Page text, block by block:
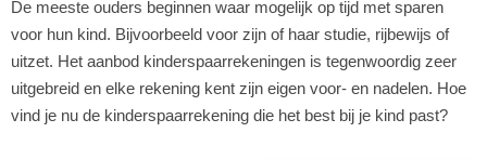
De meeste ouders beginnen waar mogelijk op tijd met sparen
voor hun kind. Bijvoorbeeld voor zijn of haar studie, rijbewijs of
uitzet. Het aanbod kinderspaarrekeningen is tegenwoordig zeer
uitgebreid en elke rekening kent zijn eigen voor- en nadelen. Hoe
vind je nu de kinderspaarrekening die het best bij je kind past?